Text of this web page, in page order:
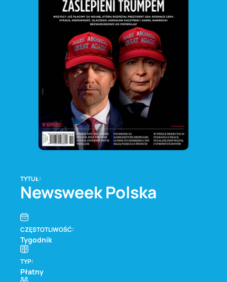
TYTUŁ:
Newsweek Polska
CZĘSTOTLIWOŚĆ:
Tygodnik
TYP:
Płatny